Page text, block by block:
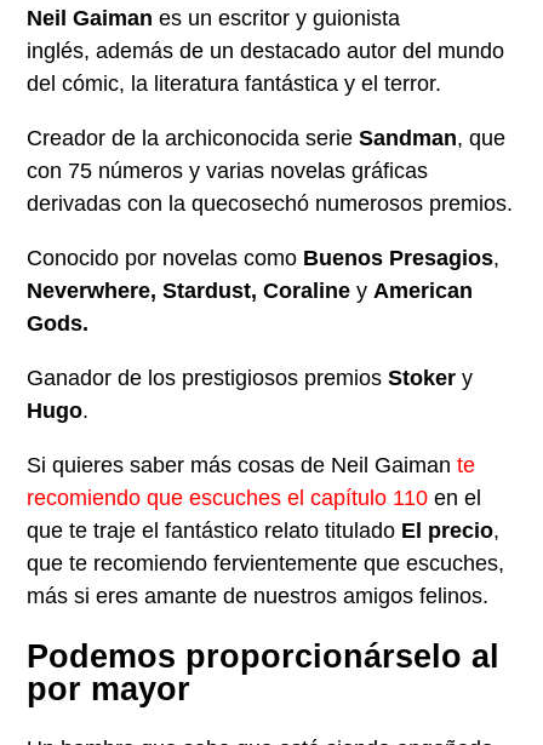
Neil Gaiman es un escritor y guionista
inglés, además de un destacado autor del mundo
del cómic, la literatura fantástica y el terror.
Creador de la archiconocida serieSandman, que
con 75 números y varias novelas gráficas
derivadas con la quecosechó numerosos premios.
Conocido por novelas como Buenos Presagios,
Neverwhere, Stardust, Coraline yAmerican
Gods.
Ganador de los prestigiosos premiosStoker y
Hugo.
Si quieres saber más cosas de Neil Gaiman te
recomiendo que escuches el capítulo 110 en el
que te traje el fantástico relato titulado El precio,
que te recomiendo fervientemente que escuches,
más si eres amante de nuestros amigos felinos.
Podemos proporcionárselo al
por mayor